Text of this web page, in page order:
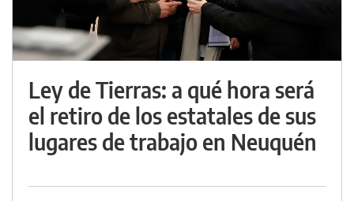
Ley de Tierras: a qué hora será
el retiro de los estatales de sus
lugares de trabajo en Neuquén